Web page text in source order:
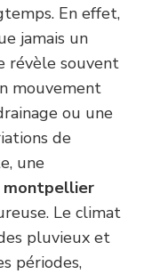
En effet,
jamais un
révèle souvent
mouvement
ou une
de
une
montpellier
Le climat
pluvieux et
périodes,